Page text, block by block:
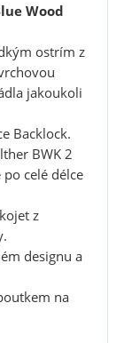
Wood
ostrím z
jakoukoli
Backlock.
BWK 2
celé délce
z
designu a
na